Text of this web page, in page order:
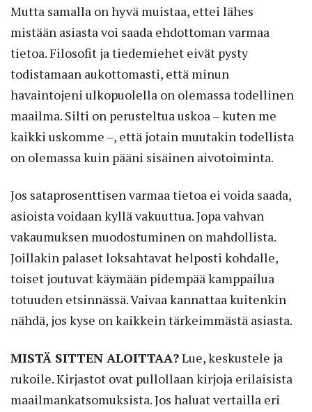
Mutta samalla on hyvä muistaa, ettei lähes
mistään asiasta voi saada ehdottoman varmaa
tietoa. Filosofit ja tiedemiehet eivät pysty
todistamaan aukottomasti, että minun
havaintojeni ulkopuolella on olemassa todellinen
maailma. Silti on perusteltua uskoa – kuten me
kaikki uskomme –, että jotain muutakin todellista
on olemassa kuin pääni sisäinen aivotoiminta.
Jos sataprosenttisen varmaa tietoa ei voida saada,
asioista voidaan kyllä vakuuttua. Jopa vahvan
vakaumuksen muodostuminen on mahdollista.
Joillakin palaset loksahtavat helposti kohdalle,
toiset joutuvat käymään pidempää kamppailua
totuuden etsinnässä. Vaivaa kannattaa kuitenkin
nähdä, jos kyse on kaikkein tärkeimmästä asiasta.
MISTÄ SITTEN ALOITTAA?Lue, keskustele ja
rukoile. Kirjastot ovat pullollaan kirjoja erilaisista
maailmankatsomuksista. Jos haluat vertailla eri